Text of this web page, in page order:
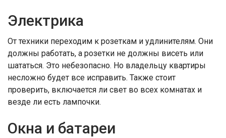
Электрика
От техники переходим к розеткам и удлинителям. Они
должны работать, а розетки не должны висеть или
шататься. Это небезопасно. Но владельцу квартиры
несложно будет все исправить. Также стоит
проверить, включается ли свет во всех комнатах и
везде ли есть лампочки.
Окна и батареи